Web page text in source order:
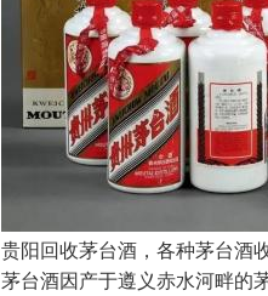
贵阳回收茅台酒，各种茅台酒
茅台酒因产于遵义赤水河畔的